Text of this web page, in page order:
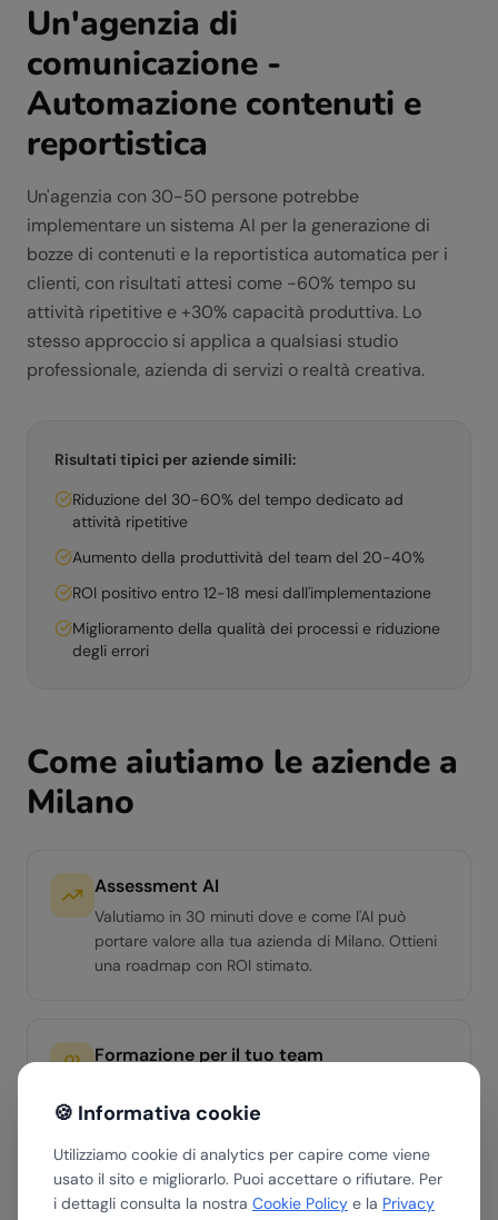
🍪 Informativa cookie
Utilizziamo cookie di analytics per capire come viene
usato il sito e migliorarlo. Puoi accettare o rifiutare. Per
i dettagli consulta la nostra Cookie Policy e la Privacy
Un'agenzia di
comunicazione -
Automazione contenuti e
reportistica
Un'agenzia con 30-50 persone potrebbe
implementare un sistema AI per la generazione di
bozze di contenuti e la reportistica automatica per i
clienti, con risultati attesi come -60% tempo su
attività ripetitive e +30% capacità produttiva. Lo
stesso approccio si applica a qualsiasi studio
professionale, azienda di servizi o realtà creativa.
Risultati tipici per aziende simili:
Riduzione del 30-60% del tempo dedicato ad
attività ripetitive
Aumento della produttività del team del 20-40%
ROI positivo entro 12-18 mesi dall'implementazione
Miglioramento della qualità dei processi e riduzione
degli errori
Come aiutiamo le aziende a
Milano
Assessment AI
Valutiamo in 30 minuti dove e come l'AI può
portare valore alla tua azienda di Milano. Ottieni
una roadmap con ROI stimato.
Formazione per il tuo team
Dall'AI Literacy di base ai percorsi avanzati per